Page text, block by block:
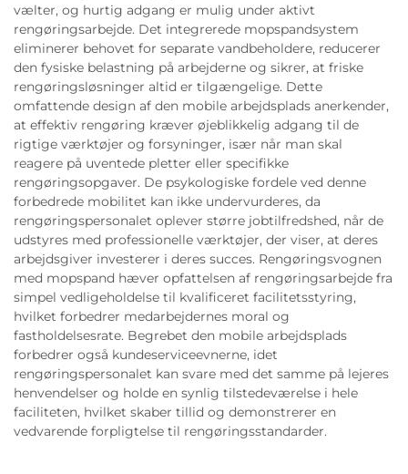
vælter, og hurtig adgang er mulig under aktivt
rengøringsarbejde. Det integrerede mopspandsystem
eliminerer behovet for separate vandbeholdere, reducerer
den fysiske belastning på arbejderne og sikrer, at friske
rengøringsløsninger altid er tilgængelige. Dette
omfattende design af den mobile arbejdsplads anerkender,
at effektiv rengøring kræver øjeblikkelig adgang til de
rigtige værktøjer og forsyninger, især når man skal
reagere på uventede pletter eller specifikke
rengøringsopgaver. De psykologiske fordele ved denne
forbedrede mobilitet kan ikke undervurderes, da
rengøringspersonalet oplever større jobtilfredshed, når de
udstyres med professionelle værktøjer, der viser, at deres
arbejdsgiver investerer i deres succes. Rengøringsvognen
med mopspand hæver opfattelsen af rengøringsarbejde fra
simpel vedligeholdelse til kvalificeret facilitetsstyring,
hvilket forbedrer medarbejdernes moral og
fastholdelsesrate. Begrebet den mobile arbejdsplads
forbedrer også kundeserviceevnerne, idet
rengøringspersonalet kan svare med det samme på lejeres
henvendelser og holde en synlig tilstedeværelse i hele
faciliteten, hvilket skaber tillid og demonstrerer en
vedvarende forpligtelse til rengøringsstandarder.